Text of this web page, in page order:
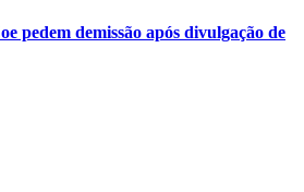
pedem demissão após divulgação de